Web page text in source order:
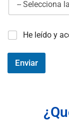
R
P
*
He leído y
Enviar